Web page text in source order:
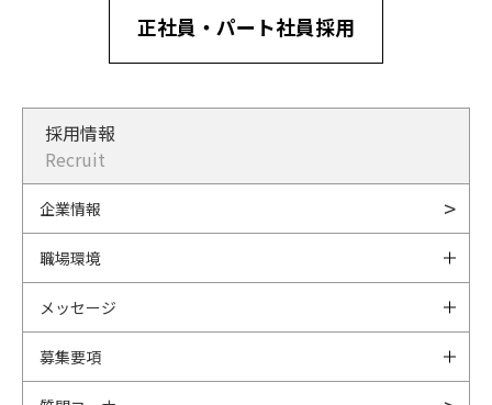
正社員・パート社員採用
採用情報
Recruit
企業情報
職場環境
メッセージ
募集要項